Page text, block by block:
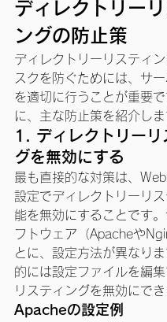
ディレクトリー
ングの防止策
ディレクトリーリスティ
スクを防ぐためには、サ
を適切に行うことが重要
に、主な防止策を紹介しま
1. ディレクトリーリ
グを無効にする
最も直接的な対策は、
設定でディレクトリーリ
能を無効にすることです
フトウェア（Apacheや
とに、設定方法が異なり
的には設定ファイルを編
リスティングを無効にでき
Apacheの設定例